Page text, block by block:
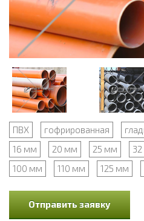
ПВХ гофрированная
16 мм
20 мм 25 мм
100 мм
110 мм 125 мм
Отправить заявку